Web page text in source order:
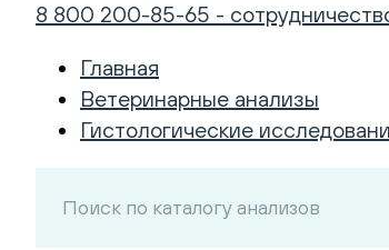
8 800 200-85-65 -
Главная
Ветеринарные анализы
Гистологические